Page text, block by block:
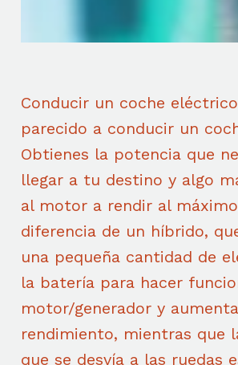
Conducir un coche
parecido a conducir un
Obtienes la potencia que
llegar a tu destino y algo
al motor a rendir al
diferencia de un híbrido,
una pequeña cantidad de
la batería para hacer
motor/generador y
rendimiento, mientras que
que se desvía a las ruedas